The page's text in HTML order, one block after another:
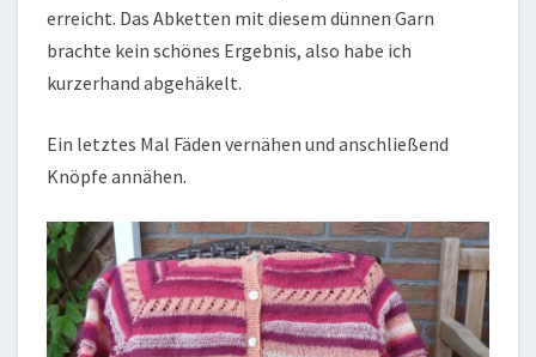
erreicht. Das Abketten mit diesem dünnen Garn
brachte kein schönes Ergebnis, also habe ich
kurzerhand abgehäkelt.
Ein letztes Mal Fäden vernähen und anschließend
Knöpfe annähen.